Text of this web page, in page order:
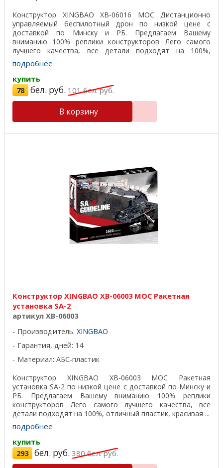
Конструктор XINGBAO XB-06016 MOC Дистанционно
управляемый беспилотный дрон по низкой цене с
доставкой по Минску и РБ. Предлагаем Вашему
вниманию 100% реплики конструкторов Лего самого
лучшего качества, все детали подходят на 100%,
отличный пластик, ...
подробнее
купить
78 бел. руб. 101бел. руб.
В корзину
Конструктор XINGBAO XB-06003 MOC Ракетная
установка SA-2
артикул XB-06003
Производитель: XINGBAO
Гарантия, дней: 14
Материал: АБС-пластик
Конструктор XINGBAO XB-06003 MOC Ракетная
установка SA-2 по низкой цене с доставкой по Минску и
РБ. Предлагаем Вашему вниманию 100% реплики
конструкторов Лего самого лучшего качества, все
детали подходят на 100%, отличный пластик, красивая ...
подробнее
купить
293 бел. руб. 380бел. руб.